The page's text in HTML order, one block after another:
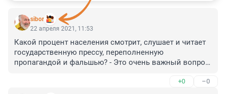
sibor
22 апреля 2021, 11:53
Какой процент населения смотрит, слушает и читает
государственную прессу, переполненную
пропагандой и фальшью? - Это очень важный вопрос,
"стране дураков". Помните у Пушкина: ах, обмануть
+0 –0